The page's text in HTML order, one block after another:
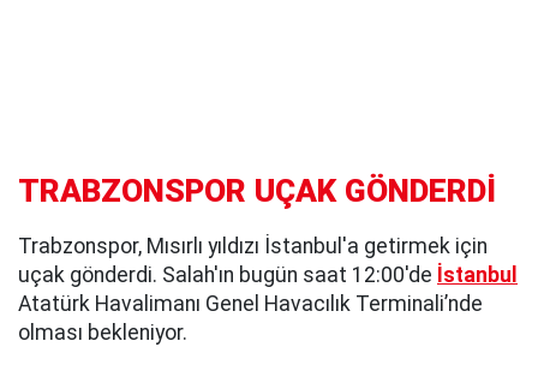
TRABZONSPOR UÇAK GÖNDERDİ
Trabzonspor, Mısırlı yıldızı İstanbul'a getirmek için
uçak gönderdi. Salah'ın bugün saat 12:00'de İstanbul
Atatürk Havalimanı Genel Havacılık Terminali’nde
olması bekleniyor.